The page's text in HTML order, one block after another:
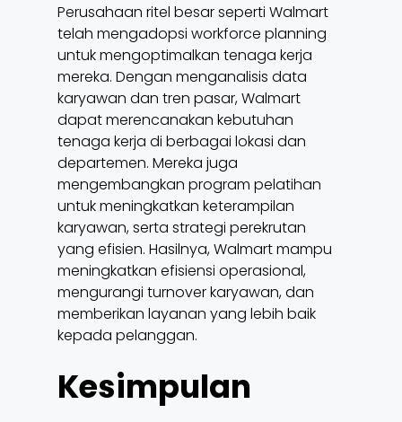
Perusahaan ritel besar seperti Walmart
telah mengadopsi workforce planning
untuk mengoptimalkan tenaga kerja
mereka. Dengan menganalisis data
karyawan dan tren pasar, Walmart
dapat merencanakan kebutuhan
tenaga kerja di berbagai lokasi dan
departemen. Mereka juga
mengembangkan program pelatihan
untuk meningkatkan keterampilan
karyawan, serta strategi perekrutan
yang efisien. Hasilnya, Walmart mampu
meningkatkan efisiensi operasional,
mengurangi turnover karyawan, dan
memberikan layanan yang lebih baik
kepada pelanggan.
Kesimpulan